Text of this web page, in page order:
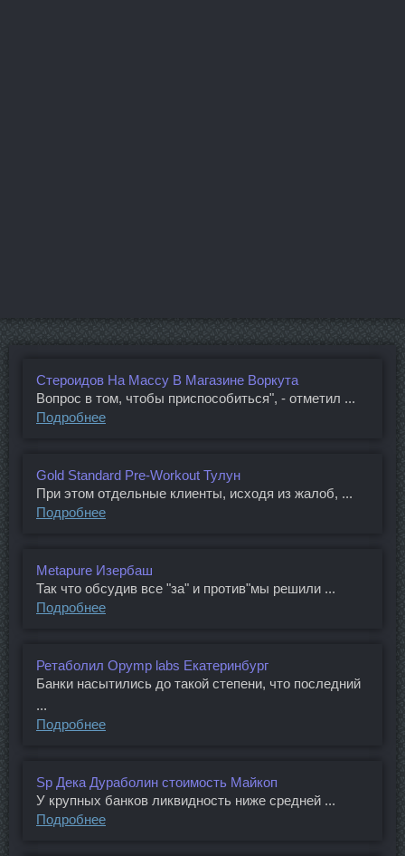
Стероидов На Массу В Магазине Воркута
Вопрос в том, чтобы приспособиться", - отметил ...
Подробнее
Gold Standard Pre-Workout Тулун
При этом отдельные клиенты, исходя из жалоб, ...
Подробнее
Metapure Изербаш
Так что обсудив все "за" и против"мы решили ...
Подробнее
Ретаболил Opymp labs Екатеринбург
Банки насытились до такой степени, что последний
...
Подробнее
Sp Дека Дураболин стоимость Майкоп
У крупных банков ликвидность ниже средней ...
Подробнее